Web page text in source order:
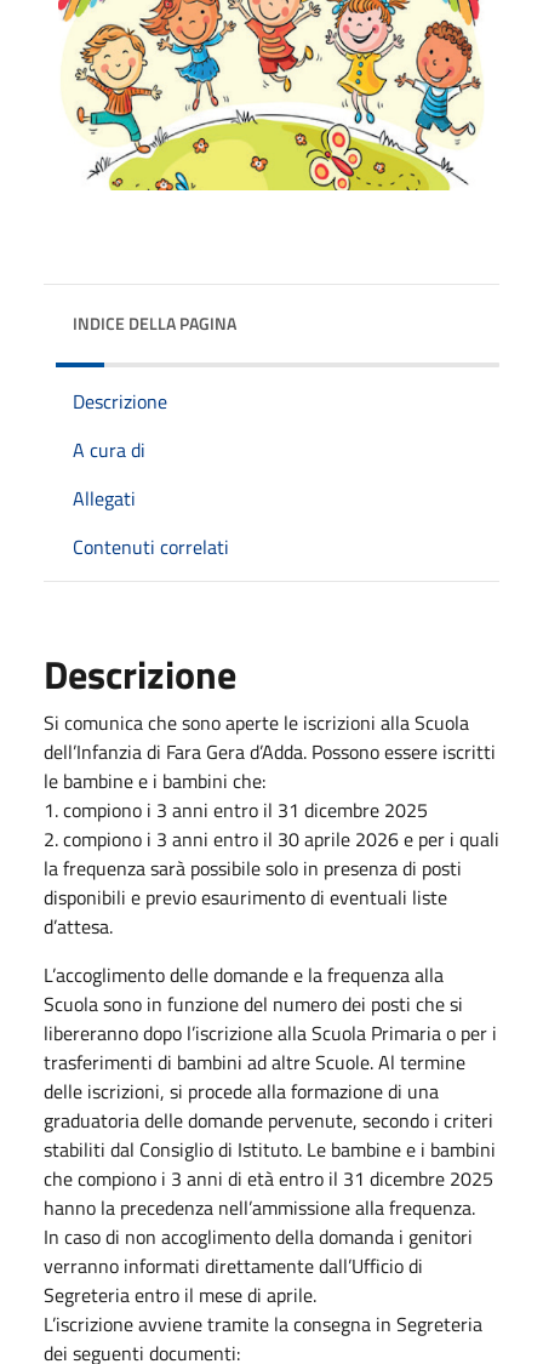
INDICE DELLA PAGINA
Descrizione
A cura di
Allegati
Contenuti correlati
Descrizione
Si comunica che sono aperte le iscrizioni alla Scuola
dell’Infanzia di Fara Gera d’Adda. Possono essere iscritti
le bambine e i bambini che:
1. compiono i 3 anni entro il 31 dicembre 2025
2. compiono i 3 anni entro il 30 aprile 2026 e per i quali
la frequenza sarà possibile solo in presenza di posti
disponibili e previo esaurimento di eventuali liste
d’attesa.
L’accoglimento delle domande e la frequenza alla
Scuola sono in funzione del numero dei posti che si
libereranno dopo l’iscrizione alla Scuola Primaria o per i
trasferimenti di bambini ad altre Scuole. Al termine
delle iscrizioni, si procede alla formazione di una
graduatoria delle domande pervenute, secondo i criteri
stabiliti dal Consiglio di Istituto. Le bambine e i bambini
che compiono i 3 anni di età entro il 31 dicembre 2025
hanno la precedenza nell’ammissione alla frequenza.
In caso di non accoglimento della domanda i genitori
verranno informati direttamente dall’Ufficio di
Segreteria entro il mese di aprile.
L’iscrizione avviene tramite la consegna in Segreteria
dei seguenti documenti: